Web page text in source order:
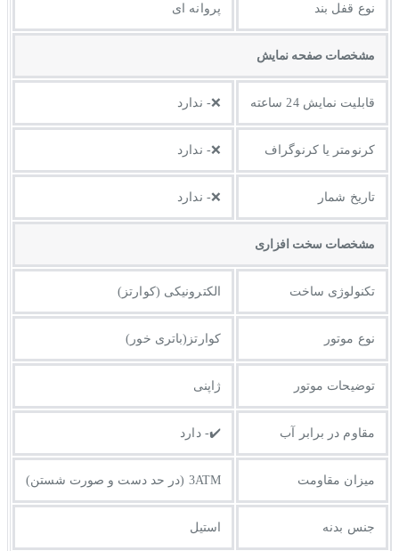
نوع قفل بند پروانه ای
مشخصات صفحه نمايش
قابلیت نمایش 24 ساعته ❌- ندارد
کرنومتر یا کرنوگراف ❌- ندارد
تاریخ شمار ❌- ندارد
مشخصات سخت افزاری
تکنولوژی ساخت الکترونیکی (کوارتز)
نوع موتور کوارتز(باتری خور)
توضیحات موتور ژاپنی
مقاوم در برابر آب ✔️- دارد
میزان مقاومت 3ATM (در حد دست و صورت شستن)
جنس بدنه استیل